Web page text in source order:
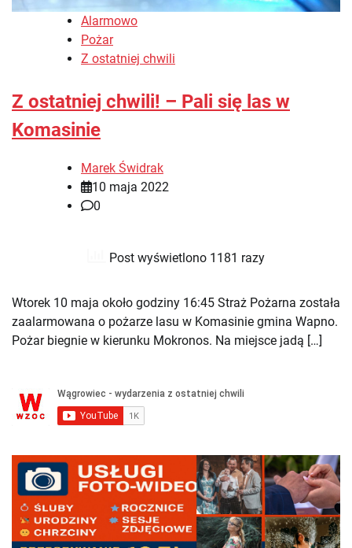
Alarmowo
Pożar
Z ostatniej chwili
Z ostatniej chwili! – Pali się las w
Komasinie
Marek Świdrak
10 maja 2022
0
Post wyświetlono 1181 razy
Wtorek 10 maja około godziny 16:45 Straż Pożarna została
zaalarmowana o pożarze lasu w Komasinie gmina Wapno.
Pożar biegnie w kierunku Mokronos. Na miejsce jadą […]